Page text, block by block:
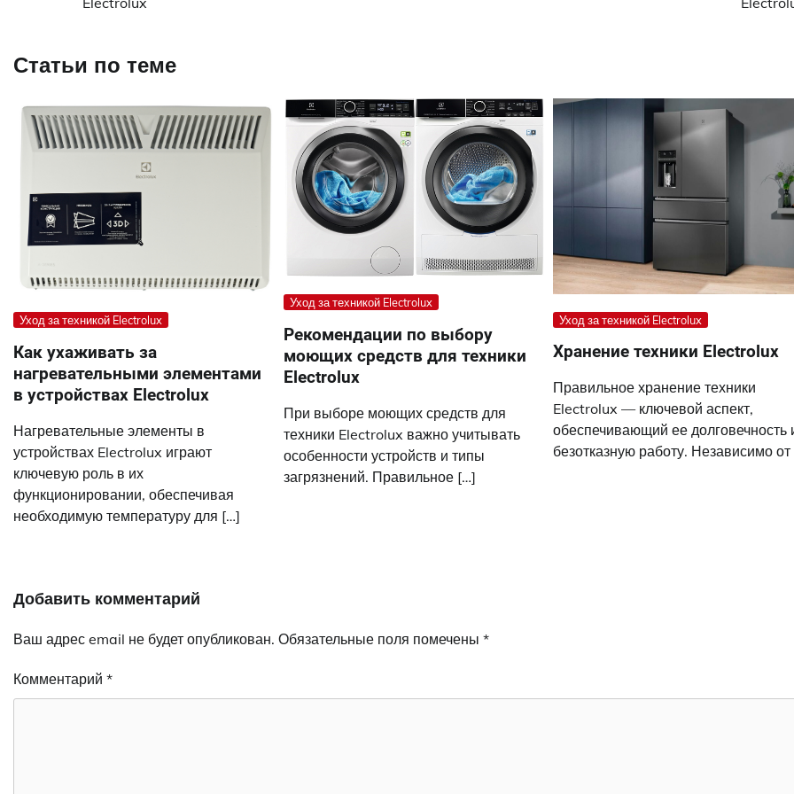
Статьи по теме
Уход за техникой Electrolux
Как ухаживать за
нагревательными элементами
в устройствах Electrolux
Нагревательные элементы в
устройствах Electrolux играют
ключевую роль в их
функционировании, обеспечивая
необходимую температуру для […]
Уход за техникой Electrolux
Рекомендации по выбору
моющих средств для техники
Electrolux
При выборе моющих средств для
техники Electrolux важно учитывать
особенности устройств и типы
загрязнений. Правильное […]
Уход за техникой Electrolux
Хранение техники Electrolux
Правильное хранение техники
Electrolux — ключевой аспект,
обеспечивающий ее долговечность
безотказную работу. Независимо
Добавить комментарий
Ваш адрес email не будет опубликован. Обязательные поля помечены *
Комментарий *